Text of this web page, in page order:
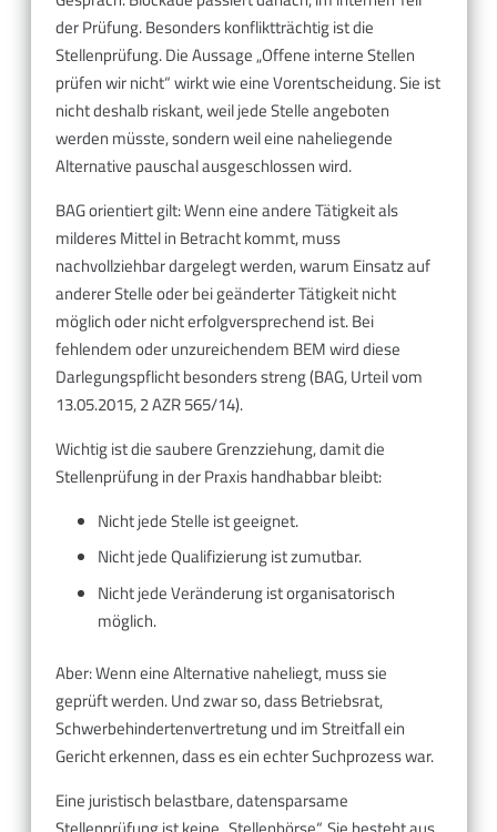
der Prüfung. Besonders konfliktträchtig ist die
Stellenprüfung. Die Aussage „Offene interne Stellen
prüfen wir nicht“ wirkt wie eine Vorentscheidung. Sie ist
nicht deshalb riskant, weil jede Stelle angeboten
werden müsste, sondern weil eine naheliegende
Alternative pauschal ausgeschlossen wird.
BAG orientiert gilt: Wenn eine andere Tätigkeit als
milderes Mittel in Betracht kommt, muss
nachvollziehbar dargelegt werden, warum Einsatz auf
anderer Stelle oder bei geänderter Tätigkeit nicht
möglich oder nicht erfolgversprechend ist. Bei
fehlendem oder unzureichendem BEM wird diese
Darlegungspflicht besonders streng (BAG, Urteil vom
13.05.2015, 2 AZR 565/14).
Wichtig ist die saubere Grenzziehung, damit die
Stellenprüfung in der Praxis handhabbar bleibt:
Nicht jede Stelle ist geeignet.
Nicht jede Qualifizierung ist zumutbar.
Nicht jede Veränderung ist organisatorisch
möglich.
Aber: Wenn eine Alternative naheliegt, muss sie
geprüft werden. Und zwar so, dass Betriebsrat,
Schwerbehindertenvertretung und im Streitfall ein
Gericht erkennen, dass es ein echter Suchprozess war.
Eine juristisch belastbare, datensparsame